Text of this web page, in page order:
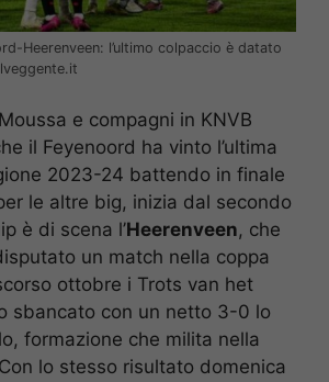
Heerenveen: l’ultimo colpaccio è datato
e compagni in KNVB
il Feyenoord ha vinto l’ultima
2023-24 battendo in finale
le altre big, inizia dal secondo
è di scena l’Heerenveen, che
un match nella coppa
ottobre i Trots van het
sbancato con un netto 3-0 lo
formazione che milita nella
lo stesso risultato domenica